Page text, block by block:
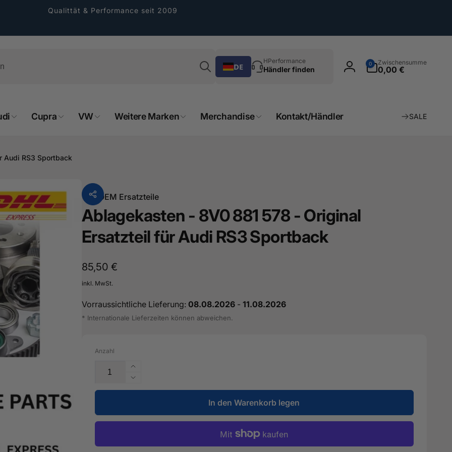
Qualittät & Performance seit 2009
Suchen
DE
HPerformance
Händler finden Einloggen
0
Artikel
Zwischensumme
0,00 €
Cupra VW Weitere Marken Merchandise Kontakt/Händler SALE
Audi RS3 Sportback
VonOEM Ersatzteile
Ablagekasten - 8V0 881 578 - Original
Ersatzteil für Audi RS3 Sportback
Normaler
Preis
85,50 €
inkl. MwSt.
Vorraussichtliche Lieferung: 08.08.2026- 11.08.2026
* Internationale Lieferzeiten können abweichen.
Anzahl
Erhöhe
die
Menge
Ablagekasten
-
881
Verringere
die
für
Ablagekasten
8V0
In den Warenkorb legen
GmbH